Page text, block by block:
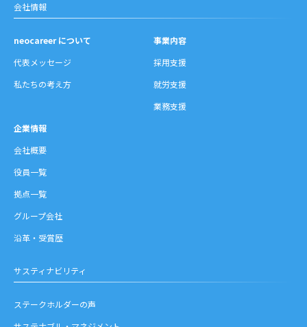
会社情報
neocareer について
代表メッセージ
私たちの考え方
事業内容
採用支援
就労支援
業務支援
企業情報
会社概要
役員一覧
拠点一覧
グループ会社
沿革・受賞歴
サスティナビリティ
ステークホルダーの声